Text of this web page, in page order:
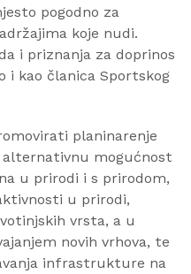
pogodno za
koje nudi.
i priznanja za doprinos
i kao članica Sportskog
planinarenje
mogućnost
u prirodi i s prirodom,
u prirodi,
vrsta, a u
novih vrhova, te
infrastrukture na